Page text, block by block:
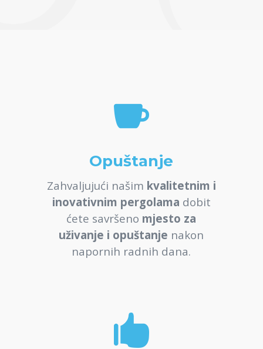

Opuštanje
Zahvaljujući našim kvalitetnim i
inovativnim pergolama dobit
ćete savršeno mjesto za
uživanje i opuštanje nakon
napornih radnih dana.
